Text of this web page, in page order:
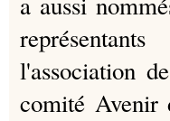
l'association
comité Avenir